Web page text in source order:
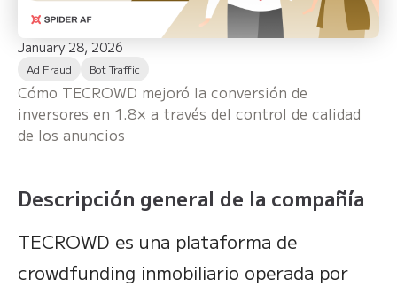
January 28, 2026
Ad Fraud Bot Traffic
Cómo TECROWD mejoró la conversión de
inversores en 1.8× a través del control de calidad
de los anuncios
Descripción general de la compañía
TECROWD es una plataforma de
crowdfunding inmobiliario operada por